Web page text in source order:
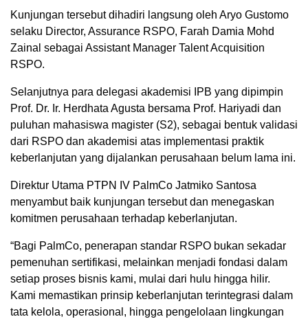
Kunjungan tersebut dihadiri langsung oleh Aryo Gustomo
selaku Director, Assurance RSPO, Farah Damia Mohd
Zainal sebagai Assistant Manager Talent Acquisition
RSPO.
Selanjutnya para delegasi akademisi IPB yang dipimpin
Prof. Dr. Ir. Herdhata Agusta bersama Prof. Hariyadi dan
puluhan mahasiswa magister (S2), sebagai bentuk validasi
dari RSPO dan akademisi atas implementasi praktik
keberlanjutan yang dijalankan perusahaan belum lama ini.
Direktur Utama PTPN IV PalmCo Jatmiko Santosa
menyambut baik kunjungan tersebut dan menegaskan
komitmen perusahaan terhadap keberlanjutan.
“Bagi PalmCo, penerapan standar RSPO bukan sekadar
pemenuhan sertifikasi, melainkan menjadi fondasi dalam
setiap proses bisnis kami, mulai dari hulu hingga hilir.
Kami memastikan prinsip keberlanjutan terintegrasi dalam
tata kelola, operasional, hingga pengelolaan lingkungan